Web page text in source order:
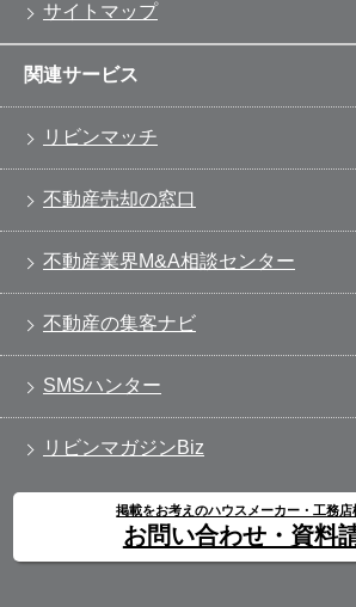
サイトマップ
関連サービス
リビンマッチ
不動産売却の窓口
不動産業界M&A相談センター
不動産の集客ナビ
SMSハンター
リビンマガジンBiz
掲載をお考えのハウスメーカー・工務店
お問い合わせ・資料